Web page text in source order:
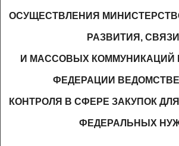
ОСУЩЕСТВЛЕНИЯ
РАЗВИТИЯ, СВЯЗИ
И МАССОВЫХ КОММУНИКАЦИЙ
ФЕДЕРАЦИИ
КОНТРОЛЯ В СФЕРЕ ЗАКУПОК
ФЕДЕРАЛЬНЫХ